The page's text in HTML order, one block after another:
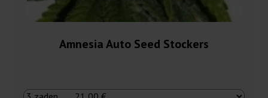
Amnesia Auto Seed Stockers